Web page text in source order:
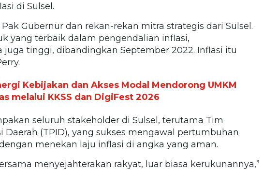
di Sulsel.
Gubernur dan rekan-rekan mitra strategis dari Sulsel.
yang terbaik dalam pengendalian inflasi,
tinggi, dibandingkan September 2022. Inflasi itu
Kebijakan dan Akses Modal Mendorong UMKM
melalui KKSS dan DigiFest 2026
seluruh stakeholder di Sulsel, terutama Tim
Daerah (TPID), yang sukses mengawal pertumbuhan
menekan laju inflasi di angka yang aman.
menyejahterakan rakyat, luar biasa kerukunannya,”